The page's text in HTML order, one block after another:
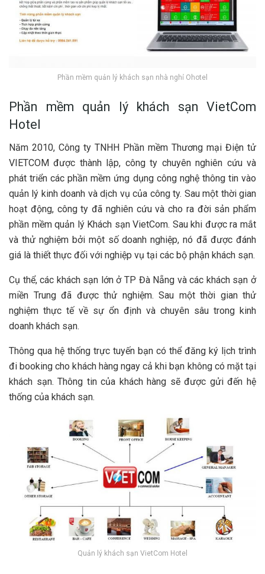
Phần mềm quản lý khách sạn nhà nghỉ Ohotel
Phần mềm quản lý khách sạn VietCom
Hotel
Năm 2010, Công ty TNHH Phần mềm Thương mại Điện tử
VIETCOM được thành lập, công ty chuyên nghiên cứu và
phát triển các phần mềm ứng dụng công nghệ thông tin vào
quản lý kinh doanh và dịch vụ của công ty. Sau một thời gian
hoạt động, công ty đã nghiên cứu và cho ra đời sản phẩm
phần mềm quản lý Khách sạn VietCom. Sau khi được ra mắt
và thử nghiệm bởi một số doanh nghiệp, nó đã được đánh
giá là thiết thực đối với nghiệp vụ tại các bộ phận khách sạn.
Cụ thể, các khách sạn lớn ở TP Đà Nẵng và các khách sạn ở
miền Trung đã được thử nghiệm. Sau một thời gian thử
nghiệm thực tế về sự ổn định và chuyên sâu trong kinh
doanh khách sạn.
Thông qua hệ thống trực tuyến bạn có thể đăng ký lịch trình
đi booking cho khách hàng ngay cả khi bạn không có mặt tại
khách sạn. Thông tin của khách hàng sẽ được gửi đến hệ
thống của khách sạn.
Quản lý khách sạn VietCom Hotel